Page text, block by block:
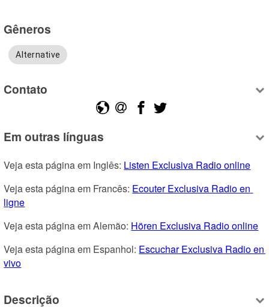
Gêneros
Alternative
Contato
Em outras línguas
Veja esta página em Inglês: Listen Exclusiva Radio online
Veja esta página em Francês: Ecouter Exclusiva Radio en
ligne
Veja esta página em Alemão: Hören Exclusiva Radio online
Veja esta página em Espanhol: Escuchar Exclusiva Radio en
vivo
Descrição